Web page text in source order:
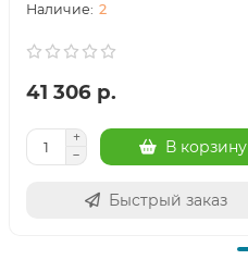
2
41 306 р.
В корзину
Быстрый заказ